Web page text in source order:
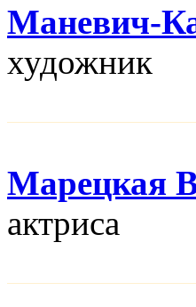
Маневич-
художник
Марецкая
актриса